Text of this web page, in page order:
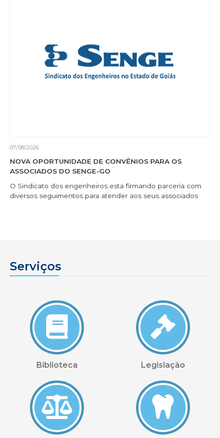
07/08/2026
NOVA OPORTUNIDADE DE CONVÊNIOS PARA OS
ASSOCIADOS DO SENGE-GO
O Sindicato dos engenheiros esta firmando parceria com
diversos seguimentos para atender aos seus associados
Serviços
Biblioteca Legislação